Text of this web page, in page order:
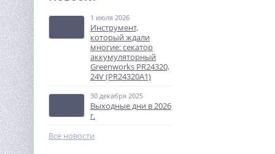
123 738руб.
%
1 июля 2026
Инструмент,
который ждали
многие: секатор
аккумуляторный
Greenworks PR24320,
24V (PR24320A1)
30 декабря 2025
Выходные дни в 2026
г.
Все новости